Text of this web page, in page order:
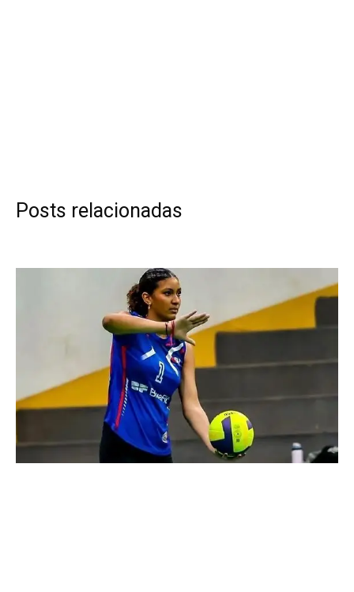
Posts relacionadas